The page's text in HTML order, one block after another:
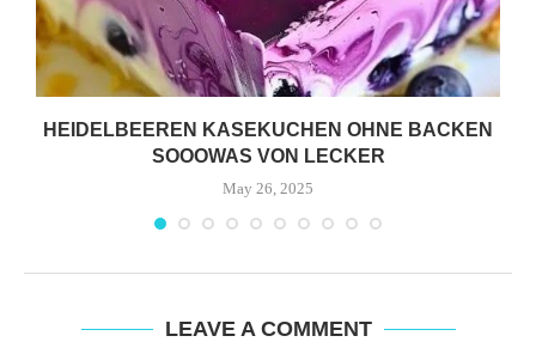
HEIDELBEEREN KASEKUCHEN OHNE BACKEN
SOOOWAS VON LECKER
May 26, 2025
LEAVE A COMMENT